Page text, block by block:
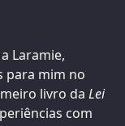
Laramie,
para mim no
livro da Lei
com